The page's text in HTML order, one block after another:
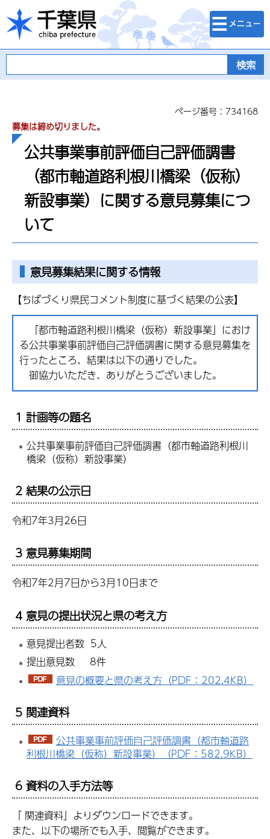
千葉県
検索・メニュ
ー
ページ番号：734168
募集は締め切りました。
公共事業事前評価自己評価調書
（都市軸道路利根川橋梁（仮称）
新設事業）に関する意見募集につ
いて
意見募集結果に関する情報
【ちばづくり県民コメント制度に基づく結果の公表】
「都市軸道路利根川橋梁（仮称）新設事業」におけ
る公共事業事前評価自己評価調書に関する意見募集を
行ったところ、結果は以下の通りでした。
御協力いただき、ありがとうございました。
1 計画等の題名
公共事業事前評価自己評価調書（都市軸道路利根川
橋梁（仮称）新設事業）
2 結果の公示日
令和7年3月26日
3 意見募集期間
令和7年2月7日から3月10日まで
4 意見の提出状況と県の考え方
意見提出者数 5人
提出意見数 8件
意見の概要と県の考え方（PDF：202.4KB）
5 関連資料
公共事業事前評価自己評価調書（都市軸道路
利根川橋梁（仮称）新設事業）（PDF：582.9KB）
6 資料の入手方法等
「 関連資料」よりダウンロードできます。
また、以下の場所でも入手、閲覧ができます。